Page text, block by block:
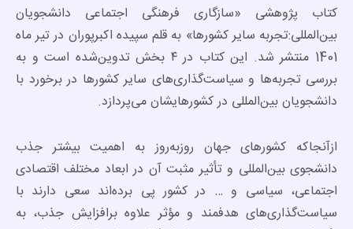
کتاب پژوهشی «سازگاری فرهنگی اجتماعی دانشجویان
بین‌المللی:تجربه سایر کشورها» به قلم سپیده اکبرپوران در تیر ماه
1401 منتشر شد. این کتاب در ۴ بخش تدوین‌شده است و به
بررسی تجربه‌ها و سیاست‌گذاری‌های سایر کشورها در برخورد با
دانشجویان بین‌المللی در کشورهایشان می‌پردازد.
ازآنجاکه کشورهای جهان روزبه‌روز به اهمیت بیشتر جذب
دانشجوی بین‌المللی و تأثیر مثبت آن در ابعاد مختلف اقتصادی
اجتماعی، سیاسی و … در کشور پی برده‌اند سعی دارند با
سیاست‌گذاری‌های هدفمند و مؤثر علاوه برافزایش جذب، به